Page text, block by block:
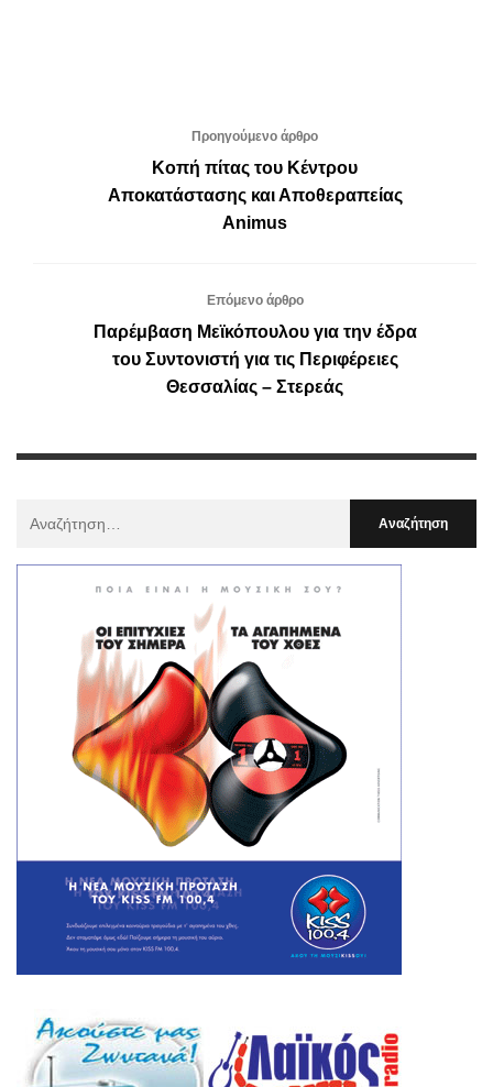
Προηγούμενο άρθρο
Κοπή πίτας του Κέντρου
Αποκατάστασης και Αποθεραπείας
Animus
Επόμενο άρθρο
Παρέμβαση Μεϊκόπουλου για την έδρα
του Συντονιστή για τις Περιφέρειες
Θεσσαλίας – Στερεάς
: